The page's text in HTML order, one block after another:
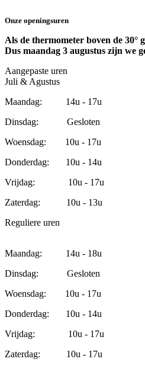
Onze openingsuren
Als de thermometer boven de 30°
Dus maandag 3 augustus zijn we
Aangepaste uren
Juli & Agustus
Maandag: 14u - 17u
Dinsdag: Gesloten
Woensdag: 10u - 17u
Donderdag: 10u - 14u
Vrijdag: 10u - 17u
Zaterdag: 10u - 13u
Reguliere uren
Maandag: 14u - 18u
Dinsdag: Gesloten
Woensdag: 10u - 17u
Donderdag: 10u - 14u
Vrijdag: 10u - 17u
Zaterdag: 10u - 17u